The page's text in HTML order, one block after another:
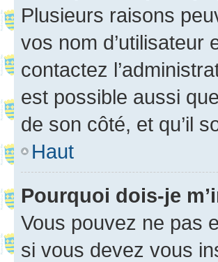
Plusieurs raisons
vos nom d’utilisateur
contactez
est possible aussi
de son côté, et qu’il
Haut
Pourquoi dois-je
Vous pouvez ne pas
si vous devez vous